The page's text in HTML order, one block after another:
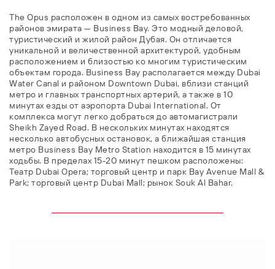
The Opus расположен в одном из самых востребованных
районов эмирата — Business Bay. Это модный деловой,
туристический и жилой район Дубая. Он отличается
уникальной и величественной архитектурой, удобным
расположением и близостью ко многим туристическим
объектам города. Business Bay располагается между Dubai
Water Canal и районом Downtown Dubai, вблизи станций
метро и главных транспортных артерий, а также в 10
минутах езды от аэропорта Dubai International. От
комплекса могут легко добраться до автомагистрали
Sheikh Zayed Road. В нескольких минутах находятся
несколько автобусных остановок, а ближайшая станция
метро Business Bay Metro Station находится в 15 минутах
ходьбы. В пределах 15-20 минут пешком расположены:
Театр Dubai Opera; торговый центр и парк Bay Avenue Mall &
Park; торговый центр Dubai Mall; рынок Souk Al Bahar.